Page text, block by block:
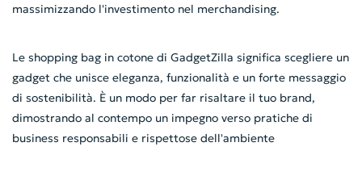
massimizzando l'investimento nel merchandising.
Le shopping bag in cotone di GadgetZilla significa scegliere un
gadget che unisce eleganza, funzionalità e un forte messaggio
di sostenibilità. È un modo per far risaltare il tuo brand,
dimostrando al contempo un impegno verso pratiche di
business responsabili e rispettose dell'ambiente